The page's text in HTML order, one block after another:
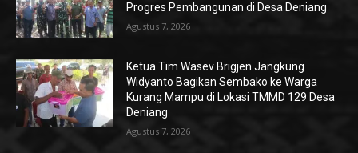
Progres Pembangunan di Desa Deniang
Agustus 7, 2026
Ketua Tim Wasev Brigjen Jangkung
Widyanto Bagikan Sembako ke Warga
Kurang Mampu di Lokasi TMMD 129 Desa
Deniang
Agustus 7, 2026